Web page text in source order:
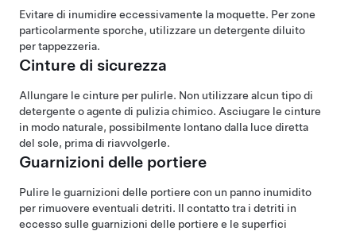
Evitare di inumidire eccessivamente la moquette. Per zone
particolarmente sporche, utilizzare un detergente diluito
per tappezzeria.
Cinture di sicurezza
Allungare le cinture per pulirle. Non utilizzare alcun tipo di
detergente o agente di pulizia chimico. Asciugare le cinture
in modo naturale, possibilmente lontano dalla luce diretta
del sole, prima di riavvolgerle.
Guarnizioni delle portiere
Pulire le guarnizioni delle portiere con un panno inumidito
per rimuovere eventuali detriti. Il contatto tra i detriti in
eccesso sulle guarnizioni delle portiere e le superfici